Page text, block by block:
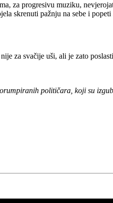
za progresivu muziku,
skrenuti pažnju na sebe i
za svačije uši, ali je zato
političara, koji su